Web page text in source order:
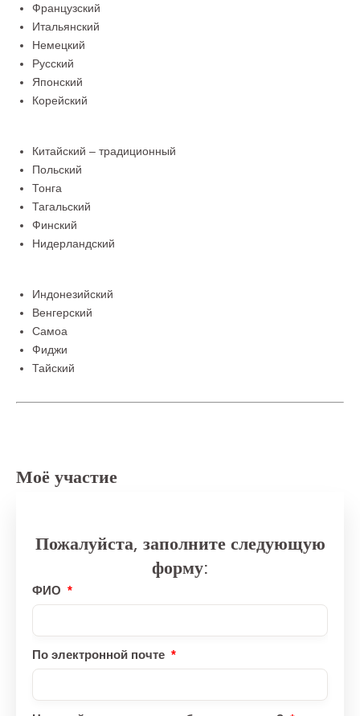
Французский
Итальянский
Немецкий
Русский
Японский
Корейский
Китайский – традиционный
Польский
Тонга
Тагальский
Финский
Нидерландский
Индонезийский
Венгерский
Самоа
Фиджи
Тайский
Моё участие
Пожалуйста, заполните следующую
форму:
ФИО
По электронной почте